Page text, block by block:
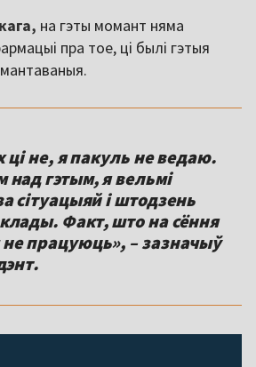
на гэты момант няма
пра тое, ці былі гэтыя
ці не, я пакуль не ведаю.
гэтым, я вельмі
сітуацыяй і штодзень
Факт, што на сёння
працуюць», – зазначыў